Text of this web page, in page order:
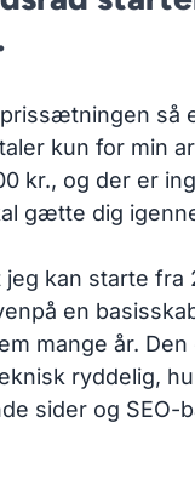
så
kun for min
kr., og der er
gætte dig
jeg kan starte fra
en
mange år. Den
ryddelig,
sider og SEO-